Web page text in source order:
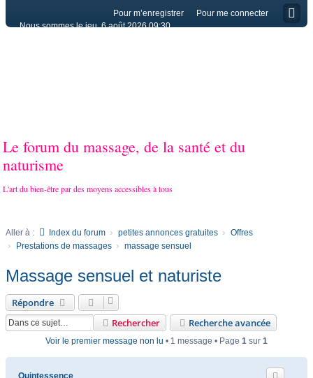
Pour me connecter
Pour m’enregistrer
Nous sommes le jeu. 6 août 2026 09:30
Le forum du massage, de la santé et du
naturisme
L'art du bien-être par des moyens accessibles à tous
Aller à : Index du forum petites annonces gratuites
Offres
Prestations de massages
massage sensuel
Massage sensuel et naturiste
Répondre
Rechercher
Recherche avancée
Voir le premier message non lu • 1 message • Page 1 sur 1
Quintessence